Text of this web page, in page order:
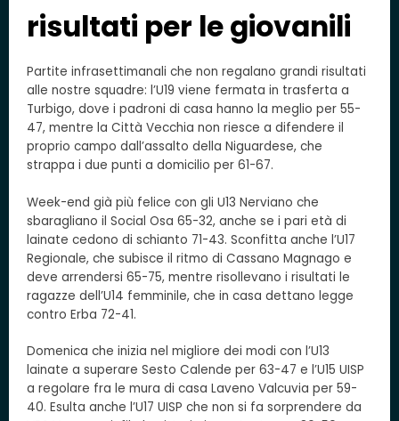
risultati per le giovanili
Partite infrasettimanali che non regalano grandi risultati
alle nostre squadre: l’U19 viene fermata in trasferta a
Turbigo, dove i padroni di casa hanno la meglio per 55-
47, mentre la Città Vecchia non riesce a difendere il
proprio campo dall’assalto della Niguardese, che
strappa i due punti a domicilio per 61-67.
Week-end già più felice con gli U13 Nerviano che
sbaragliano il Social Osa 65-32, anche se i pari età di
lainate cedono di schianto 71-43. Sconfitta anche l’U17
Regionale, che subisce il ritmo di Cassano Magnago e
deve arrendersi 65-75, mentre risollevano i risultati le
ragazze dell’U14 femminile, che in casa dettano legge
contro Erba 72-41.
Domenica che inizia nel migliore dei modi con l’U13
lainate a superare Sesto Calende per 63-47 e l’U15 UISP
a regolare fra le mura di casa Laveno Valcuvia per 59-
40. Esulta anche l’U17 UISP che non si fa sorprendere da